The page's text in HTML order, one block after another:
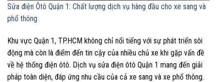
Sửa điện Ôtô Quận 1: Chất lượng dịch vụ hàng đầu cho xe sang và
phổ thông
Khu vực Quận 1, TP.HCM không chỉ nổi tiếng với sự phát triển sôi
động mà còn là điểm đến tin cậy của nhiều chủ xe khi gặp vấn đề
về hệ thống điện ôtô. Dịch vụ sửa điện ôtô Quận 1 mang đến giải
pháp toàn diện, đáp ứng nhu cầu của cả xe sang và xe phổ thông.